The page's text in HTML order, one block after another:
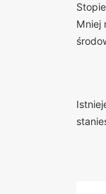
Mniej